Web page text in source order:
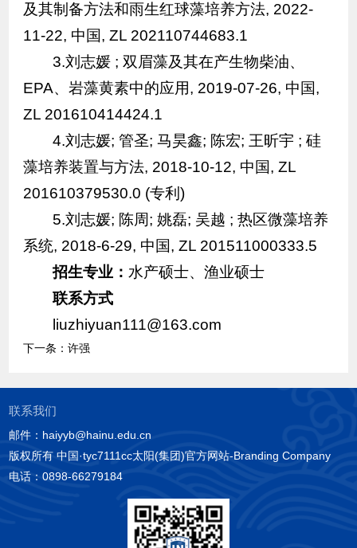
及其制备方法和雨生红球藻培养方法, 2022-
11-22, 中国, ZL 202110744683.1
3.刘志媛 ; 双眉藻及其在产生物柴油、
EPA、岩藻黄素中的应用, 2019-07-26, 中国,
ZL 201610414424.1
4.刘志媛; 管圣; 马昊鑫; 陈宏; 王昕宇 ; 硅
藻培养装置与方法, 2018-10-12, 中国, ZL
201610379530.0 (专利)
5.刘志媛; 陈周; 姚磊; 吴越 ; 热区微藻培养
系统, 2018-6-29, 中国, ZL 201511000333.5
招生专业： 水产硕士、渔业硕士
联系方式
liuzhiyuan111@163.com
下一条： 许强
联系我们
邮件：haiyyb@hainu.edu.cn
版权所有 中国·tyc7111cc太阳(集团)官方网站-Branding Company
电话：0898-66279184